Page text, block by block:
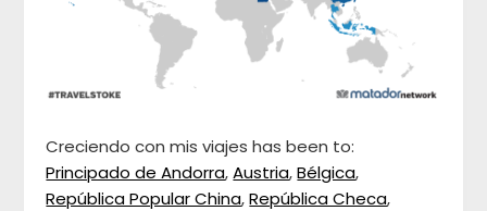
Creciendo con mis viajes has been to:
Principado de Andorra,Austria,Bélgica,
República Popular China,República Checa,